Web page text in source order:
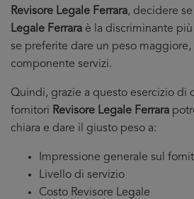
Revisore Legale Ferrara, decidere
Legale Ferrara è la discriminante
se preferite dare un peso maggiore,
componente servizi.
Quindi, grazie a questo esercizio di
fornitori Revisore Legale Ferrara
chiara e dare il giusto peso a:
Impressione generale sul
Livello di servizio
Costo Revisore Legale